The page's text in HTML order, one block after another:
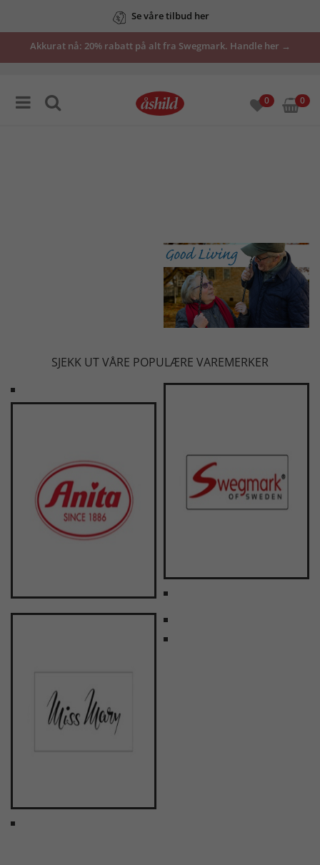
Se våre tilbud her
Akkurat nå: 20% rabatt på alt fra Swegmark. Handle her →
0 0
SJEKK UT VÅRE POPULÆRE VAREMERKER